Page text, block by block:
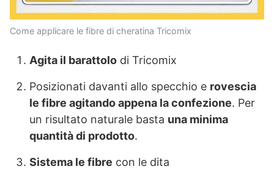
Come applicare le fibre di cheratina Tricomix
Agita il barattolo di Tricomix
Posizionati davanti allo specchio e rovescia
le fibre agitando appena la confezione. Per
un risultato naturale basta una minima
quantità di prodotto.
Sistema le fibre con le dita